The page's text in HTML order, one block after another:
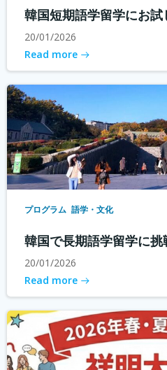
韓国短期語学留学にお試
20/01/2026
Read more
プログラム 語学・文化
韓国で長期語学留学に挑
20/01/2026
Read more